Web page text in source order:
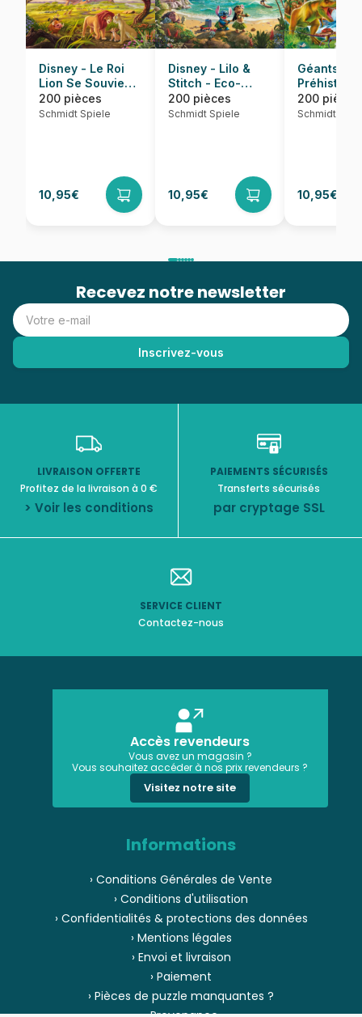
Disney - Le Roi
Lion Se Souvient
De Qui Vous Êtes
- Eco-Friendly
200 pièces
Schmidt Spiele
10,95€
Disney - Lilo &
Stitch - Eco-
Friendly
200 pièces
Schmidt Spiele
10,95€
Géants
Fascinants
200 pièces
Schmidt
10,95€
Recevez notre newsletter
LIVRAISON OFFERTE
Profitez de la livraison à 0 €
> Voir les conditions
PAIEMENTS SÉCURISÉS
Transferts sécurisés
par cryptage SSL
SERVICE CLIENT
Contactez-nous
Accès revendeurs
Vous avez un magasin ?
Vous souhaitez accéder à nos prix revendeurs ?
Visitez notre site
Informations
› Conditions Générales de Vente
› Conditions d'utilisation
› Confidentialités & protections des données
› Mentions légales
› Envoi et livraison
› Paiement
› Pièces de puzzle manquantes ?